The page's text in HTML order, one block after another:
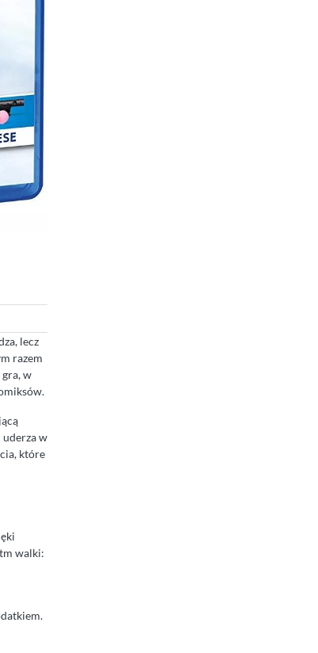
lecz
razem
w
w
które
walki: